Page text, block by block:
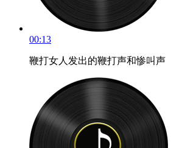
00:13
鞭打女人发出的鞭打声和惨叫声